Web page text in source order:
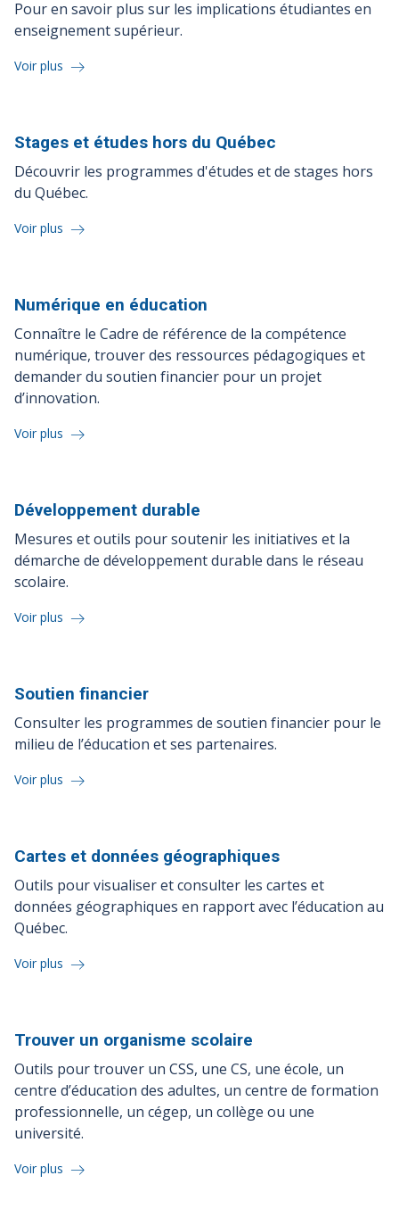
Pour en savoir plus sur les implications étudiantes en
enseignement supérieur.
Voir plus
Stages et études hors du Québec
Découvrir les programmes d'études et de stages hors
du Québec.
Voir plus
Numérique en éducation
Connaître le Cadre de référence de la compétence
numérique, trouver des ressources pédagogiques et
demander du soutien financier pour un projet
d’innovation.
Voir plus
Développement durable
Mesures et outils pour soutenir les initiatives et la
démarche de développement durable dans le réseau
scolaire.
Voir plus
Soutien financier
Consulter les programmes de soutien financier pour le
milieu de l’éducation et ses partenaires.
Voir plus
Cartes et données géographiques
Outils pour visualiser et consulter les cartes et
données géographiques en rapport avec l’éducation au
Québec.
Voir plus
Trouver un organisme scolaire
Outils pour trouver un CSS, une CS, une école, un
centre d’éducation des adultes, un centre de formation
professionnelle, un cégep, un collège ou une
université.
Voir plus